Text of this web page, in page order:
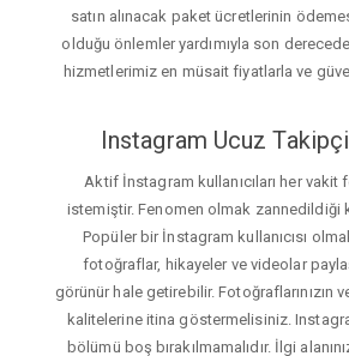
satın alınacak paket ücretlerinin
olduğu önlemler yardımıyla son
hizmetlerimiz en müsait fiyatlarla ve
Instagram Ucuz
Aktif İnstagram kullanıcıları her vakit
istemiştir. Fenomen olmak zannedildiği
Popüler bir İnstagram kullanıcısı
fotoğraflar, hikayeler ve videolar
görünür hale getirebilir. Fotoğraflarınızın
kalitelerine itina göstermelisiniz.
bölümü boş bırakılmamalıdır. İlgi